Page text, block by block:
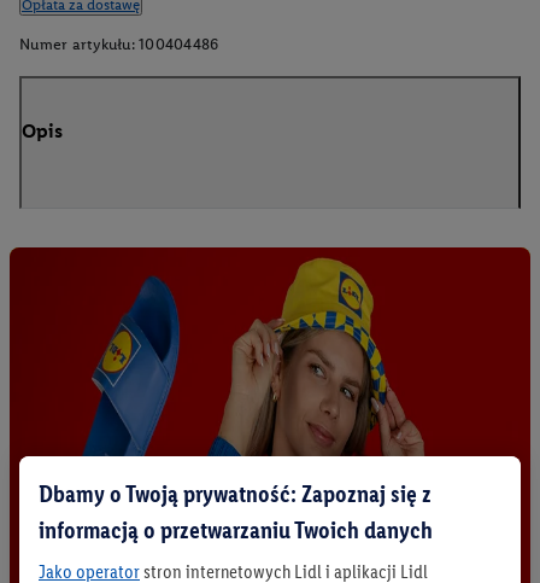
Opłata za dostawę
Numer artykułu: 100404486
Opis
Dbamy o Twoją prywatność: Zapoznaj się z
informacją o przetwarzaniu Twoich danych
Jako operatorstron internetowych Lidl i aplikacji Lidl